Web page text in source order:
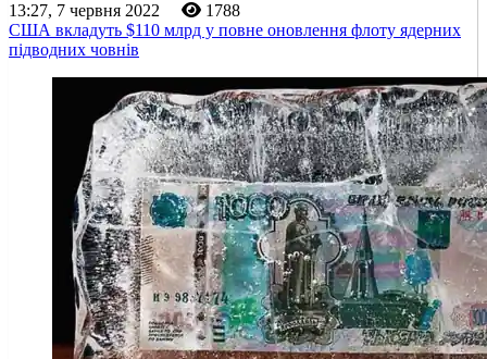
13:27, 7 червня 2022
1788
США вкладуть $110 млрд у повне оновлення флоту ядерних
підводних човнів